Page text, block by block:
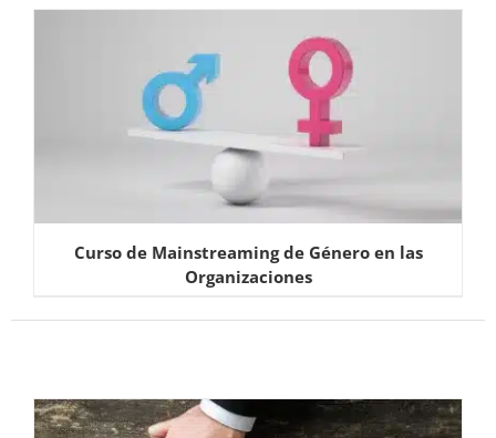
Curso de Mainstreaming de Género en las
Organizaciones